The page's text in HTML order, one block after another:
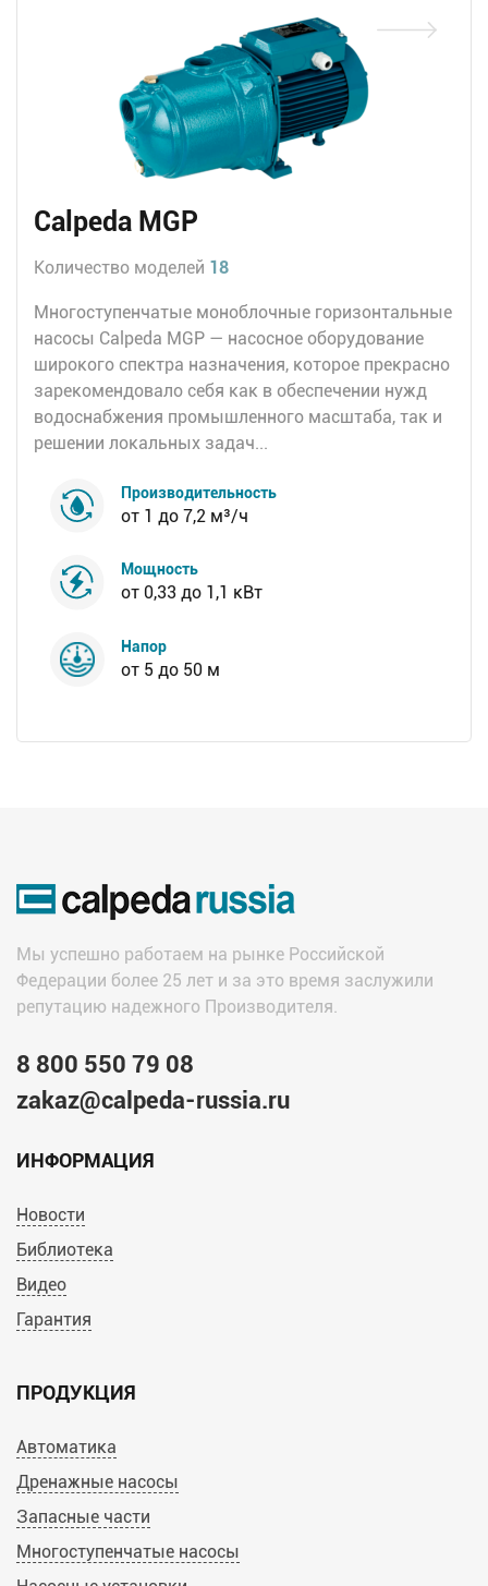
Calpeda MGP
Количество моделей 18
Многоступенчатые моноблочные горизонтальные
насосы Calpeda MGP — насосное оборудование
широкого спектра назначения, которое прекрасно
зарекомендовало себя как в обеспечении нужд
водоснабжения промышленного масштаба, так и
решении локальных задач...
Производительность
от 1 до 7,2 м³/ч
Мощность
от 0,33 до 1,1 кВт
Напор
от 5 до 50 м
Мы успешно работаем на рынке Российской
Федерации более 25 лет и за это время заслужили
репутацию надежного Производителя.
8 800 550 79 08
zakaz@calpeda-russia.ru
ИНФОРМАЦИЯ
Новости
Библиотека
Видео
Гарантия
ПРОДУКЦИЯ
Автоматика
Дренажные насосы
Запасные части
Многоступенчатые насосы